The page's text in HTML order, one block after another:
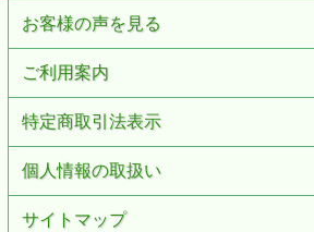
お客様の声を見る
ご利用案内
特定商取引法表示
個人情報の取扱い
サイトマップ